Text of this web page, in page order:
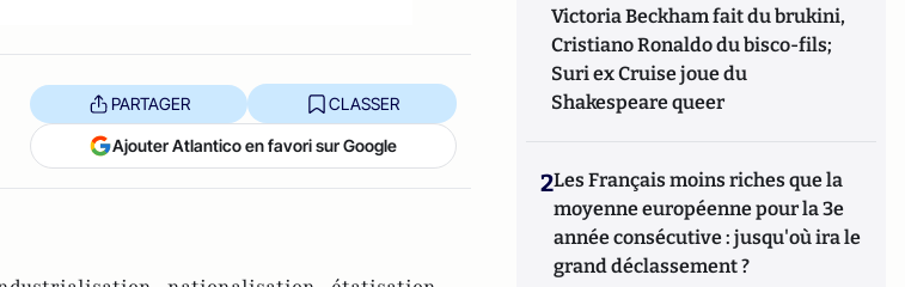
PARTAGER CLASSER
Ajouter Atlantico en favori sur Google
Victoria Beckham fait du brukini,
Cristiano Ronaldo du bisco-fils;
Suri ex Cruise joue du
Shakespeare queer
2Les Français moins riches que la
moyenne européenne pour la 3e
année consécutive : jusqu'où ira le
grand déclassement ?